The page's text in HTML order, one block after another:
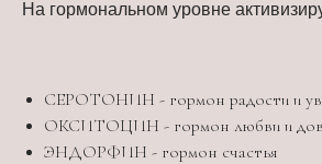
На гормональном уровне
СЕРОТОНИН - гормон радости и
ОКСИТОЦИН - гормон любви и
ЭНДОРФИН - гормон счастья